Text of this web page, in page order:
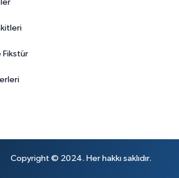
Fikstür
Copyright © 2024. Her hakkı saklıdır.